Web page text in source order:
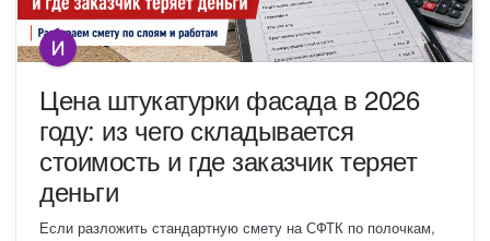
Цена штукатурки фасада в 2026
году: из чего складывается
стоимость и где заказчик теряет
деньги
Если разложить стандартную смету на СФТК по полочкам,